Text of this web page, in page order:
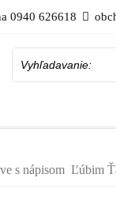
0940 626618
s nápisom Ľúbim